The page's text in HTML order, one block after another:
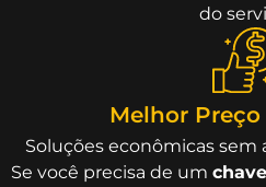
do
Melhor
Soluções econômicas sem
Se você precisa de um